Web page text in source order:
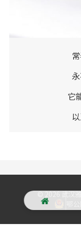
它
©️ 2026 武汉
鄂